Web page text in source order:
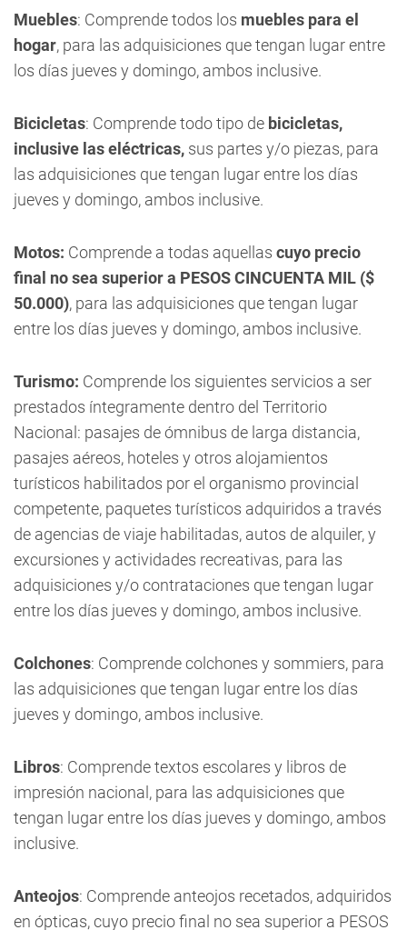
Muebles: Comprende todos los muebles para el
hogar, para las adquisiciones que tengan lugar entre
los días jueves y domingo, ambos inclusive.
Bicicletas: Comprende todo tipo de bicicletas,
inclusive las eléctricas, sus partes y/o piezas, para
las adquisiciones que tengan lugar entre los días
jueves y domingo, ambos inclusive.
Motos: Comprende a todas aquellas cuyo precio
final no sea superior a PESOS CINCUENTA MIL ($
50.000), para las adquisiciones que tengan lugar
entre los días jueves y domingo, ambos inclusive.
Turismo: Comprende los siguientes servicios a ser
prestados íntegramente dentro del Territorio
Nacional: pasajes de ómnibus de larga distancia,
pasajes aéreos, hoteles y otros alojamientos
turísticos habilitados por el organismo provincial
competente, paquetes turísticos adquiridos a través
de agencias de viaje habilitadas, autos de alquiler, y
excursiones y actividades recreativas, para las
adquisiciones y/o contrataciones que tengan lugar
entre los días jueves y domingo, ambos inclusive.
Colchones: Comprende colchones y sommiers, para
las adquisiciones que tengan lugar entre los días
jueves y domingo, ambos inclusive.
Libros: Comprende textos escolares y libros de
impresión nacional, para las adquisiciones que
tengan lugar entre los días jueves y domingo, ambos
inclusive.
Anteojos: Comprende anteojos recetados, adquiridos
en ópticas, cuyo precio final no sea superior a PESOS